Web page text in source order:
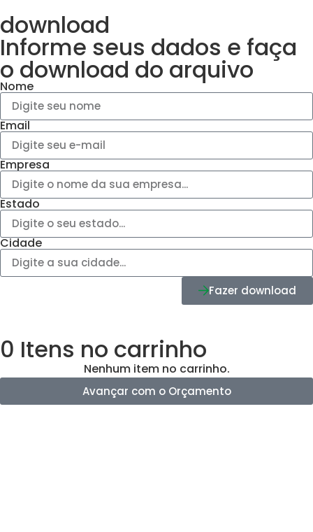
download
Informe seus dados e faça
o download do arquivo
Nome
Email
Empresa
Estado
Cidade
Fazer download
0 Itens no carrinho
Nenhum item no carrinho.
Avançar com o Orçamento